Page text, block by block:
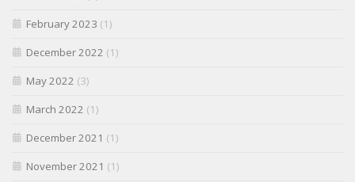
February 2023 (1)
December 2022 (1)
May 2022 (3)
March 2022 (1)
December 2021 (1)
November 2021 (1)